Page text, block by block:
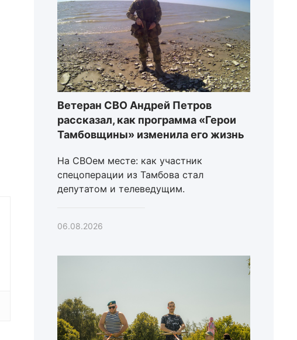
Ветеран СВО Андрей Петров
рассказал, как программа «Герои
Тамбовщины» изменила его жизнь
На СВОем месте: как участник
спецоперации из Тамбова стал
депутатом и телеведущим.
06.08.2026